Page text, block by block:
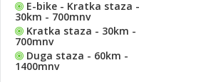
E-bike - Kratka staza -
30km - 700mnv
Kratka staza - 30km -
700mnv
Duga staza - 60km -
1400mnv